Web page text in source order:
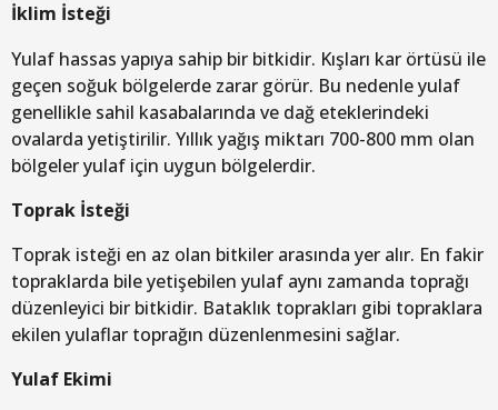
İklim İsteği
Yulaf hassas yapıya sahip bir bitkidir. Kışları kar örtüsü ile
geçen soğuk bölgelerde zarar görür. Bu nedenle yulaf
genellikle sahil kasabalarında ve dağ eteklerindeki
ovalarda yetiştirilir. Yıllık yağış miktarı 700-800 mm olan
bölgeler yulaf için uygun bölgelerdir.
Toprak İsteği
Toprak isteği en az olan bitkiler arasında yer alır. En fakir
topraklarda bile yetişebilen yulaf aynı zamanda toprağı
düzenleyici bir bitkidir. Bataklık toprakları gibi topraklara
ekilen yulaflar toprağın düzenlenmesini sağlar.
Yulaf Ekimi